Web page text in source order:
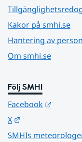
Kakor på smhi.se
Hantering av
Om smhi.se
Följ SMHI
Facebook
X
SMHIs